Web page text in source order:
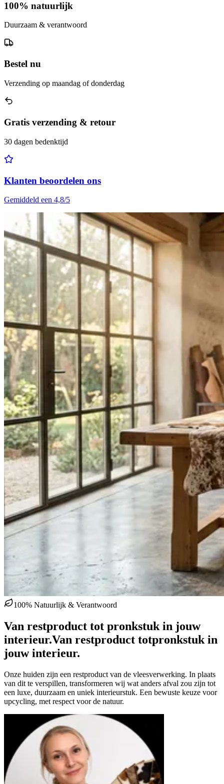
100% natuurlijk
Duurzaam & verantwoord
Bestel nu
Verzending op maandag of donderdag
Gratis verzending & retour
30 dagen bedenktijd
Klanten beoordelen ons
Gemiddeld een 4,8/5
100% Natuurlijk & Verantwoord
Van restproduct tot pronkstuk in jouw
interieur.Van restproduct totpronkstuk in
jouw interieur.
Onze huiden zijn een restproduct van de vleesverwerking. In plaats
van dit te verspillen, transformeren wij wat anders afval zou zijn tot
een luxe, duurzaam en uniek interieurstuk. Een bewuste keuze voor
upcycling, met respect voor de natuur.